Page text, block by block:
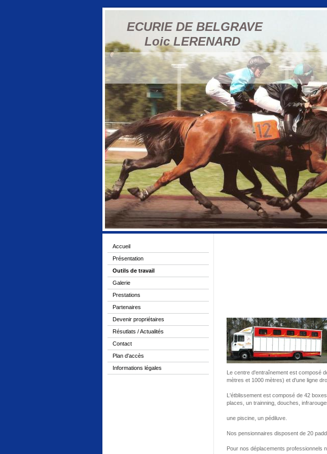
ECURIE DE BELGRAVE
Loic LERENARD
Accueil
Présentation
Outils de travail
Galerie
Prestations
Partenaires
Devenir propriétaires
Résutlats / Actualités
Contact
Plan d'accès
Informations légales
Le centre d'entraînement est composé
mètres et 1000 mètres) et d'une ligne
L'étblissement est composé de 42
places, un trainning, douches,
une piscine, un pédiluve.
Nos pensionnaires disposent de 20
Pour nos déplacements professionnels